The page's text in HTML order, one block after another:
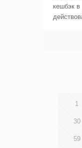
кешбэк
1
30
59